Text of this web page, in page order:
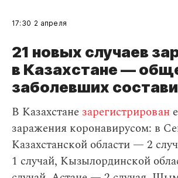
17:30 2 апреля
21 новых случаев
в Казахстане —
заболевших
В Казахстане зарегистрирован
заражения коронавирусом: в
Казахстанской области — 2
1 случай, Кызылординской